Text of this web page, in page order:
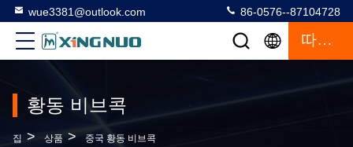
wue3381@outlook.com 86-0576--87104728
따옴표
황동 비브콕
집 > 상품 > 중국 황동 비브콕